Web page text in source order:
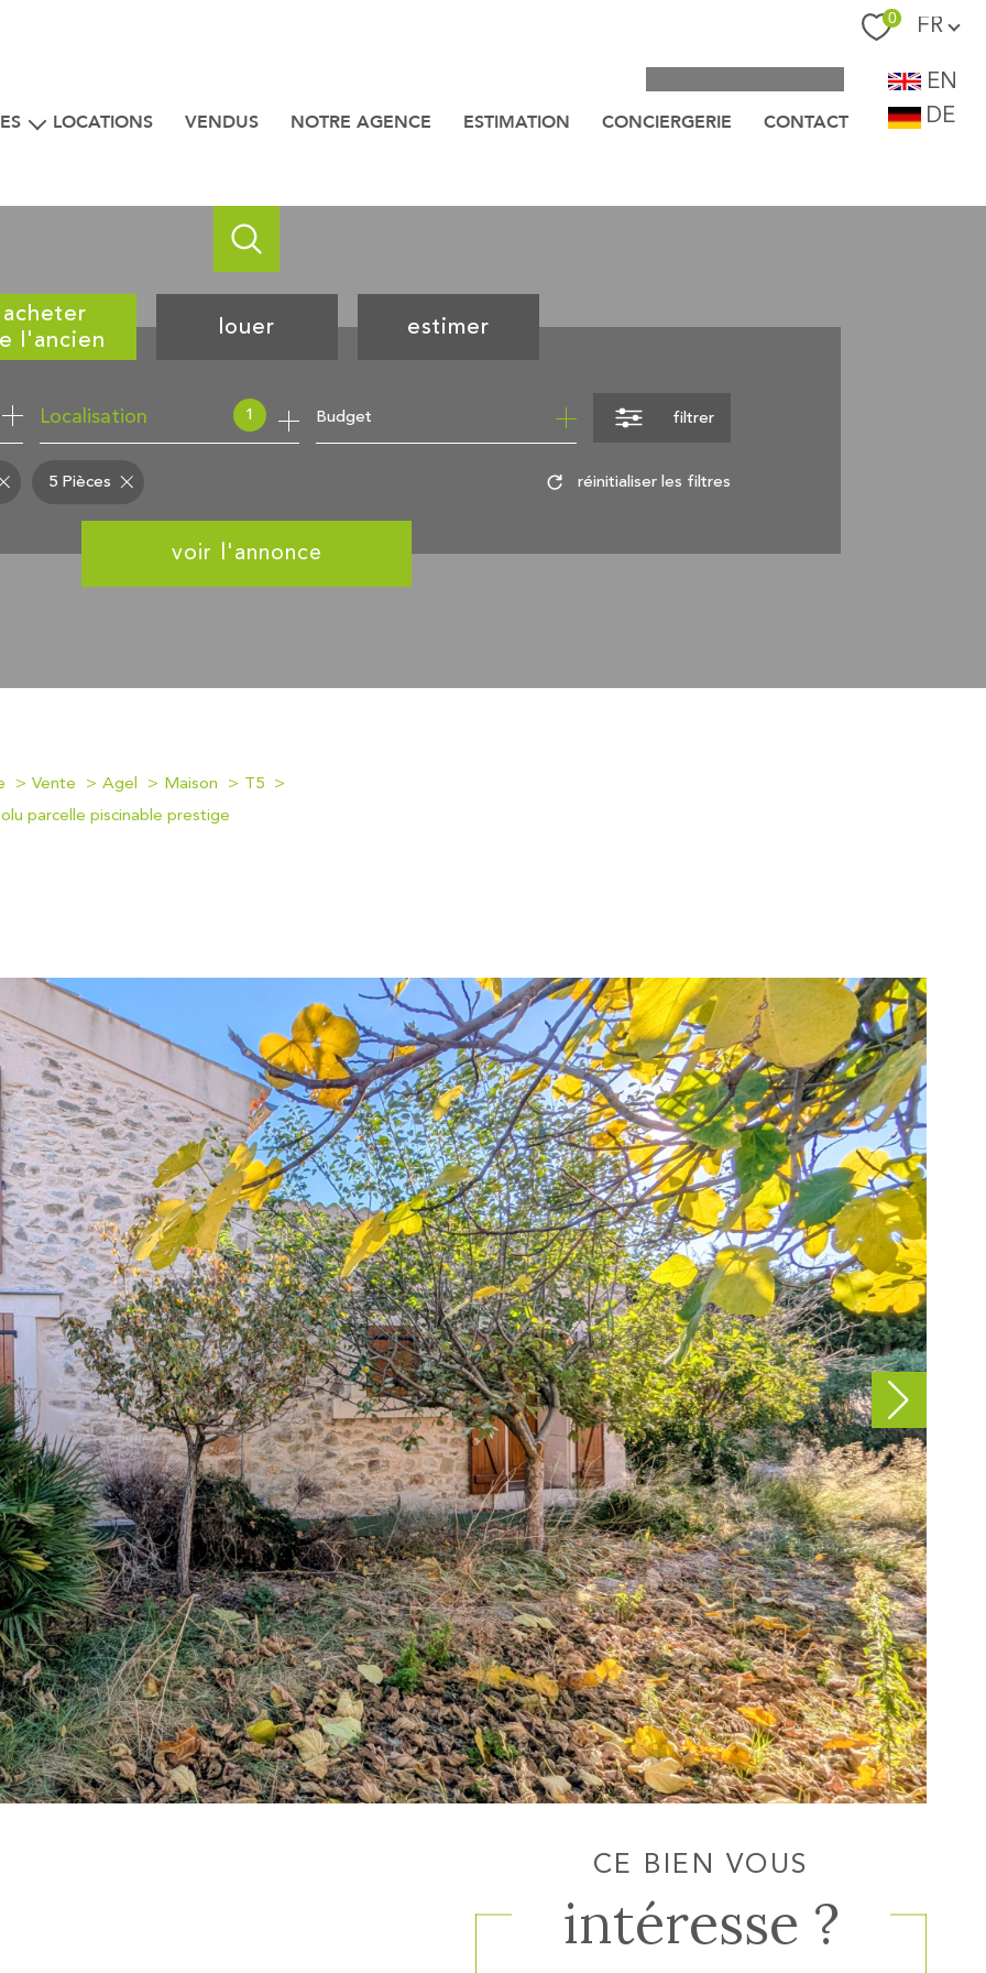
0 Langue
FR
EN
DE
de mer
LOCATIONS VENDUS NOTRE AGENCE ESTIMATION CONCIERGERIE CONTACT
acheter
l'ancien
de l'ancien
louer
à l'année
estimer
1
Localisation Budget filtrer
voir l'annonce
5 Pièces réinitialiser les filtres
Vente Agel Maison
T5
parcelle piscinable prestige
CE BIEN VOUS
intéresse ?